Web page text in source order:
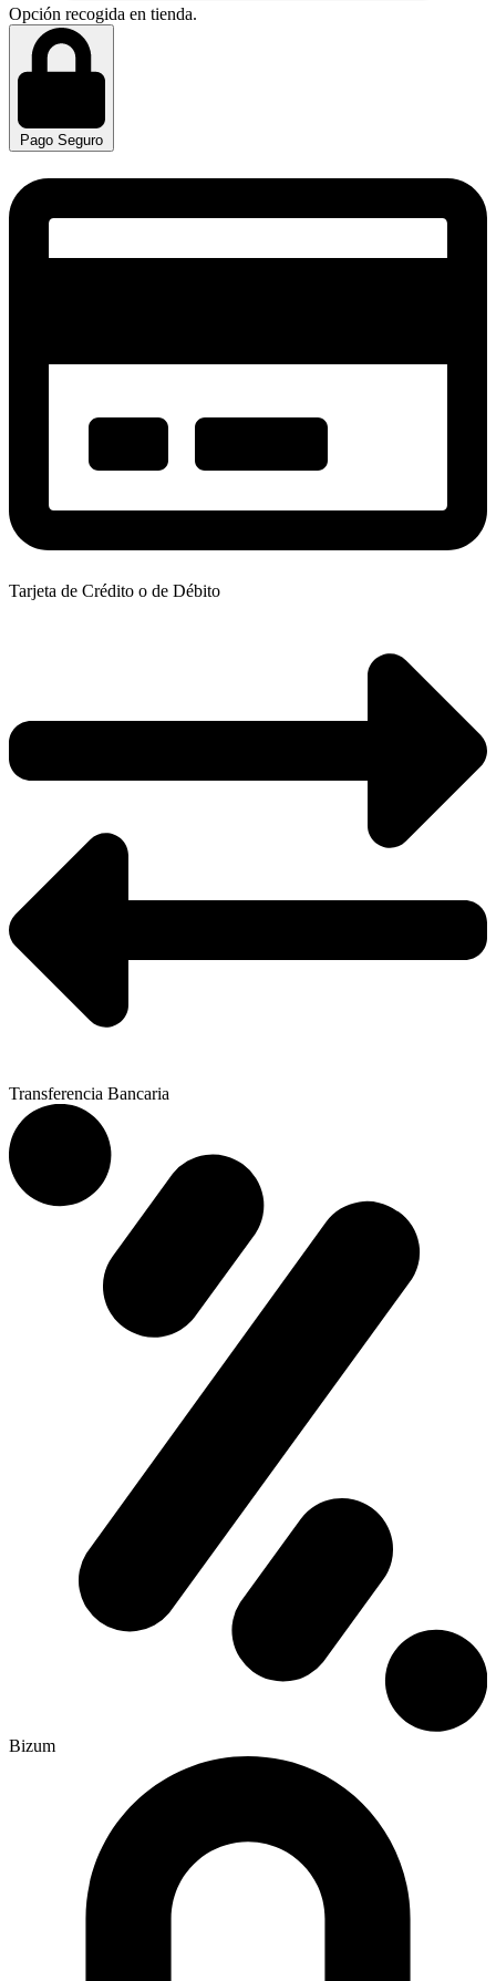
Opción recogida en tienda.
Pago Seguro
Tarjeta de Crédito o de Débito
Transferencia Bancaria
Bizum